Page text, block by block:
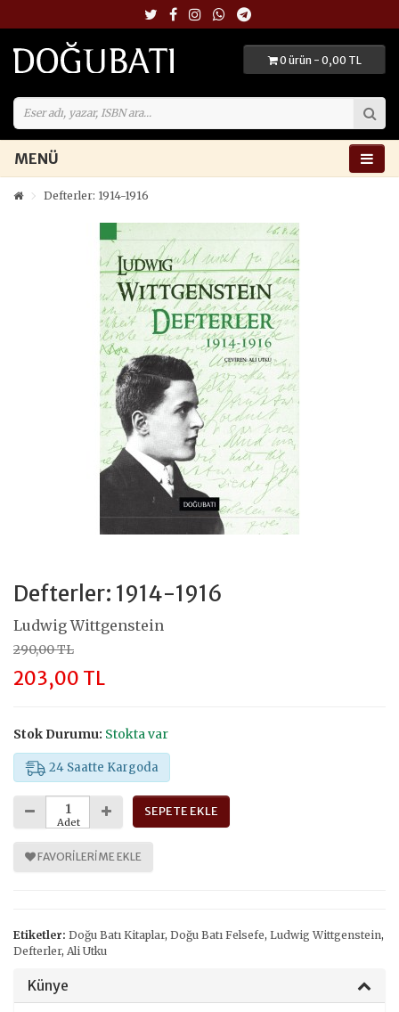
0 ürün - 0,00 TL
MENÜ
Defterler: 1914-1916
Defterler: 1914-1916
Ludwig Wittgenstein
290,00 TL
203,00 TL
Stok Durumu: Stokta var
24 Saatte Kargoda
Adet
SEPETE EKLE
FAVORILERIME EKLE
Etiketler: Doğu Batı Kitaplar, Doğu Batı Felsefe, Ludwig Wittgenstein,
Defterler, Ali Utku
Künye